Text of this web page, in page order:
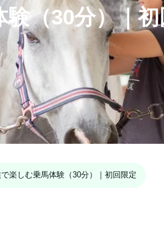
（30分）｜
楽しむ乗馬体験（30分）｜初回限定